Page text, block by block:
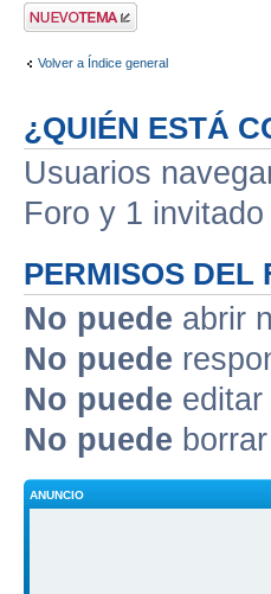
Publicar un nuevo
tema
Volver a Índice general
¿QUIÉN ESTÁ
Usuarios
Foro y 1 invitado
PERMISOS DEL
No puede abrir
No puede
No puede
No puede
ANUNCIO